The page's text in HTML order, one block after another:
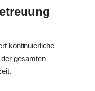
kontinuierliche
gesamten